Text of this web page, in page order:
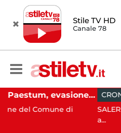
Stile TV HD
Canale 78
Capaccio Paestum, evasione tassa di soggiorno: scoperte 49 strutture fantasma, elevate 132 sanzioni
di
CRONACA 13:55
SALERNO. E' stato